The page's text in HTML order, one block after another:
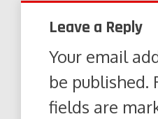
Leave a Reply
Your email
be published.
fields are